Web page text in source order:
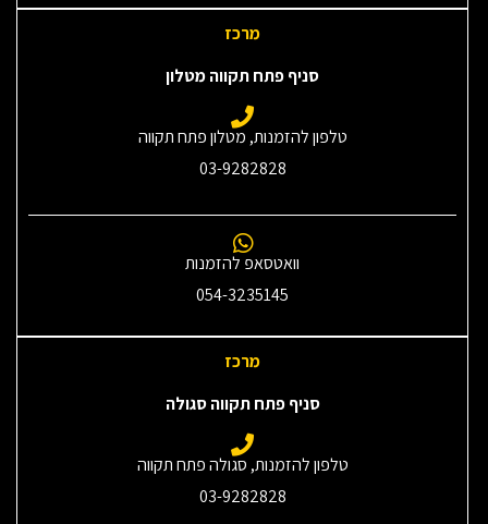
מרכז
סניף פתח תקווה מטלון
טלפון להזמנות, מטלון פתח תקווה
03-9282828
וואטסאפ להזמנות
054-3235145‎
מרכז
סניף פתח תקווה סגולה
טלפון להזמנות, סגולה פתח תקווה
03-9282828